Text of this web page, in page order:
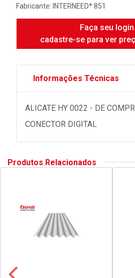
Fabricante: INTERNEED* 851
Faça seu
cadastre-se para ver
Informações Técnicas
ALICATE HY 0022 - DE
CONECTOR DIGITAL
Produtos Relacionados